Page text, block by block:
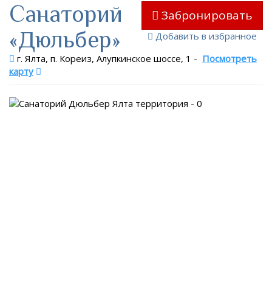
Забронировать
Добавить в избранное
Санаторий
«Дюльбер»
г. Ялта, п. Кореиз, Алупкинское шоссе, 1 - Посмотреть
карту